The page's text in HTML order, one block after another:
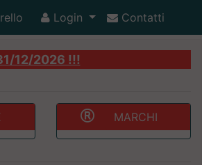
Login Contatti
12/2026 !!!
MARCHI